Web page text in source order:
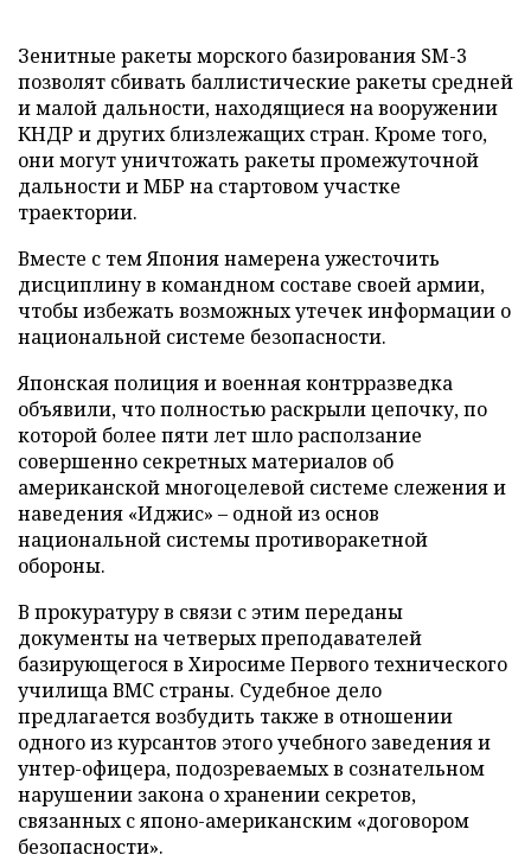
Зенитные ракеты морского базирования SM-3
позволят сбивать баллистические ракеты средней
и малой дальности, находящиеся на вооружении
КНДР и других близлежащих стран. Кроме того,
они могут уничтожать ракеты промежуточной
дальности и МБР на стартовом участке
траектории.
Вместе с тем Япония намерена ужесточить
дисциплину в командном составе своей армии,
чтобы избежать возможных утечек информации о
национальной системе безопасности.
Японская полиция и военная контрразведка
объявили, что полностью раскрыли цепочку, по
которой более пяти лет шло расползание
совершенно секретных материалов об
американской многоцелевой системе слежения и
наведения «Иджис» – одной из основ
национальной системы противоракетной
обороны.
В прокуратуру в связи с этим переданы
документы на четверых преподавателей
базирующегося в Хиросиме Первого технического
училища ВМС страны. Судебное дело
предлагается возбудить также в отношении
одного из курсантов этого учебного заведения и
унтер-офицера, подозреваемых в сознательном
нарушении закона о хранении секретов,
связанных с японо-американским «договором
безопасности».